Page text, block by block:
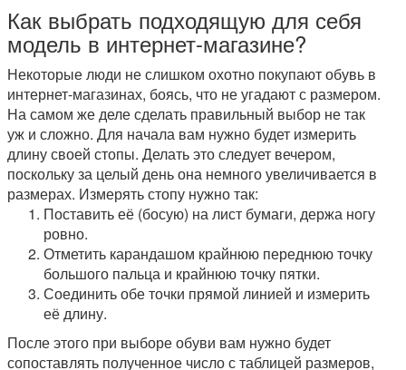
Как выбрать подходящую для себя
модель в интернет-магазине?
Некоторые люди не слишком охотно покупают обувь в
интернет-магазинах, боясь, что не угадают с размером.
На самом же деле сделать правильный выбор не так
уж и сложно. Для начала вам нужно будет измерить
длину своей стопы. Делать это следует вечером,
поскольку за целый день она немного увеличивается в
размерах. Измерять стопу нужно так:
Поставить её (босую) на лист бумаги, держа ногу
ровно.
Отметить карандашом крайнюю переднюю точку
большого пальца и крайнюю точку пятки.
Соединить обе точки прямой линией и измерить
её длину.
После этого при выборе обуви вам нужно будет
сопоставлять полученное число с таблицей размеров,